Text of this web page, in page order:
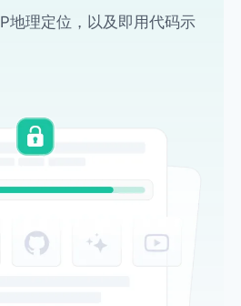
地理定位，以及即用代码示